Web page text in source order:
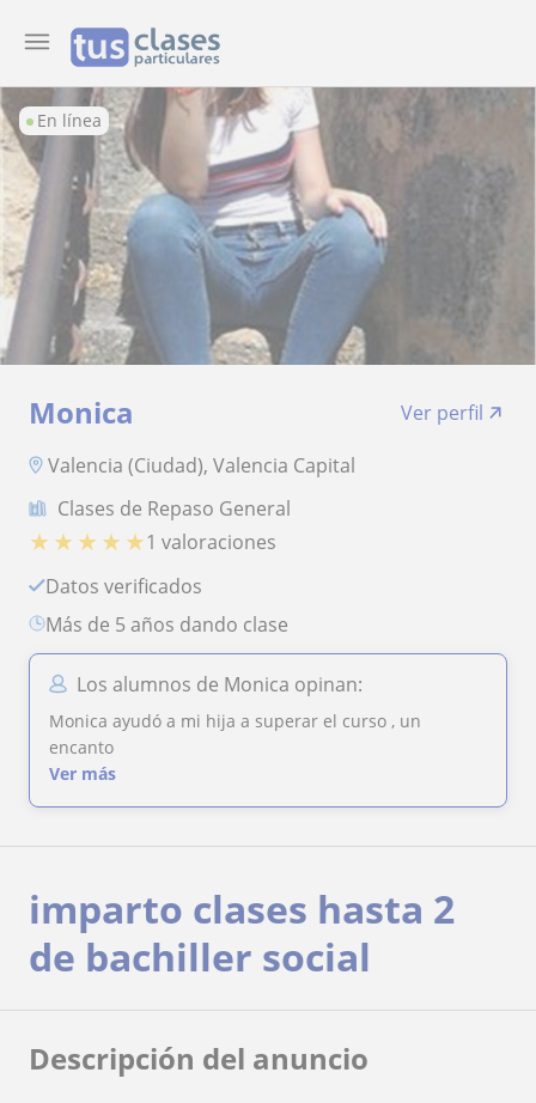
En línea
Monica
Ver perfil
Valencia (Ciudad), Valencia Capital
Clases de Repaso General
★ ★ ★ ★ ★1 valoraciones
Datos verificados
más de 5 años dando clase
Los alumnos de Monica opinan:
Monica ayudó a mi hija a superar el curso , un
encanto
Ver más
imparto clases hasta 2
de bachiller social
Descripción del anuncio